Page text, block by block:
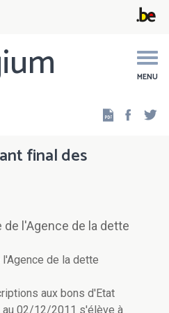
MENU
final des
l'Agence de la dette
de la dette
aux bons d'Etat
02/12/2011 s'élève à